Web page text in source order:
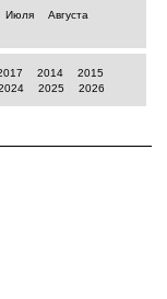
Июля
Августа
2014
2015
2025 2026